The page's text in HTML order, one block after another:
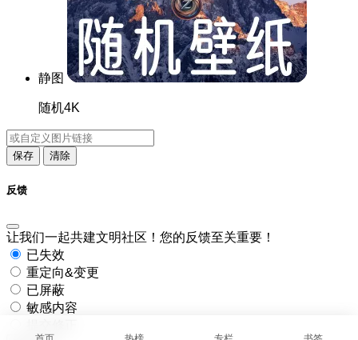
静图
随机4K
保存 清除
反馈
让我们一起共建文明社区！您的反馈至关重要！
已失效
重定向&变更
已屏蔽
敏感内容